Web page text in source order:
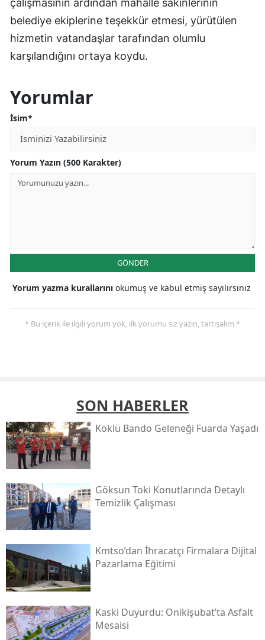
çalışmasının ardından mahalle sakinlerinin
belediye ekiplerine teşekkür etmesi, yürütülen
hizmetin vatandaşlar tarafından olumlu
karşılandığını ortaya koydu.
Yorumlar
İsim*
Yorum Yazın (500 Karakter)
GÖNDER
Yorum yazma kurallarını okumuş ve kabul etmiş sayılırsınız
* Bu içerik ile ilgili yorum yok, ilk yorumu siz yazın, tartışalım *
SON HABERLER
Köklü Bando Geleneği Fuarda Yaşadı
Göksun Toki̇ Konutlarında Detaylı
Temizlik Çalışması
Kmtso’dan İhracatçı Firmalara Dijital
Pazarlama Eğitimi
Kaski̇ Duyurdu: Onikişubat’ta Asfalt
Mesaisi